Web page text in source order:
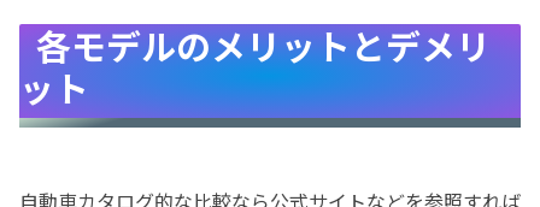
各モデルのメリットとデメリ
ット
自動車カタログ的な比較なら公式サイトなどを参照すれば